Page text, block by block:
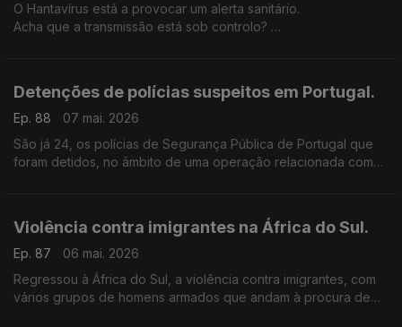
O Hantavírus está a provocar um alerta sanitário.
Acha que a transmissão está sob controlo?
Detenções de polícias suspeitos em Portugal.
Ep. 88
07 mai. 2026
São já 24, os polícias de Segurança Pública de Portugal que
foram detidos, no âmbito de uma operação relacionada com
Violência contra imigrantes na África do Sul.
Ep. 87
06 mai. 2026
Regressou à África do Sul, a violência contra imigrantes, com
vários grupos de homens armados que andam à procura de